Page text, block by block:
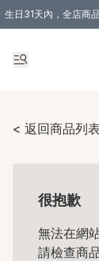
生日31天內，全店商
購物滿 HKD 300.00
< 返回商品列表
很抱歉
無法在網
請檢查商